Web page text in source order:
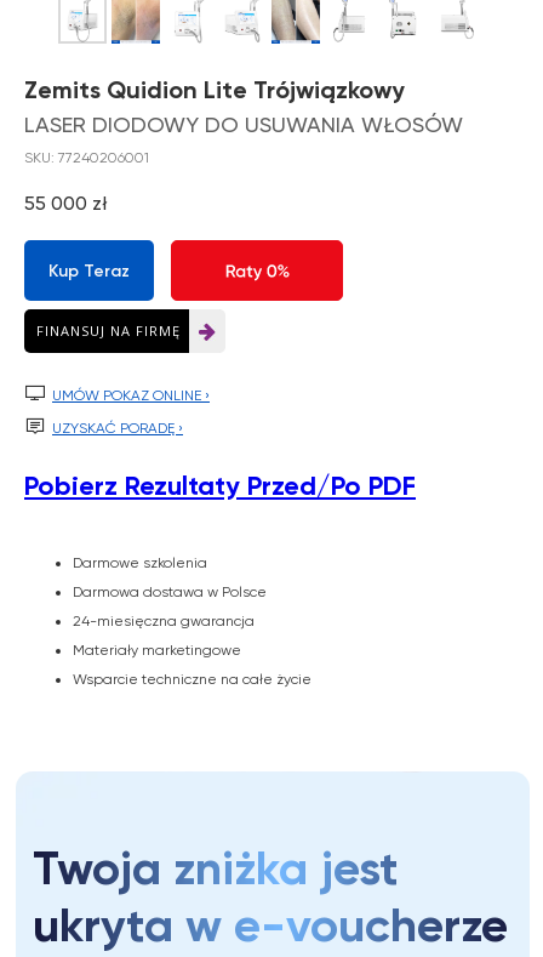
Zemits Quidion Lite Trójwiązkowy
LASER DIODOWY DO USUWANIA WŁOSÓW
SKU: 77240206001
55 000 zł
Kup Teraz
FINANSUJ NA FIRMĘ
 UMÓW POKAZ ONLINE ›
 UZYSKAĆ PORADĘ ›
Pobierz Rezultaty Przed/Po PDF
Darmowe szkolenia
Darmowa dostawa w Polsce
24-miesięczna gwarancja
Materiały marketingowe
Wsparcie techniczne na całe życie
Twoja zniżka jest
ukryta w e-voucherze